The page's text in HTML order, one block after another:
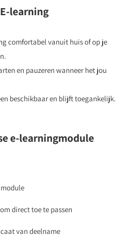
learning
comfortabel vanuit huis of op je
en pauzeren wanneer het jou
beschikbaar en blijft toegankelijk.
e-learningmodule
direct toe te passen
van deelname